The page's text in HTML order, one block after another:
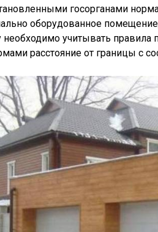
госорганами
оборудованное
учитывать правила
расстояние от границы с